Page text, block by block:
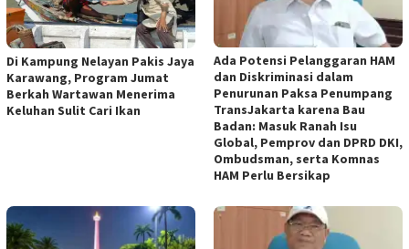
Di Kampung Nelayan Pakis Jaya
Karawang, Program Jumat
Berkah Wartawan Menerima
Keluhan Sulit Cari Ikan
Ada Potensi Pelanggaran HAM
dan Diskriminasi dalam
Penurunan Paksa Penumpang
TransJakarta karena Bau
Badan: Masuk Ranah Isu
Global, Pemprov dan DPRD DKI,
Ombudsman, serta Komnas
HAM Perlu Bersikap